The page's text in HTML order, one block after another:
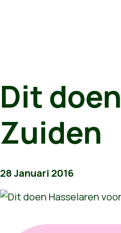
Dit
Zuiden
28 Januari 2016